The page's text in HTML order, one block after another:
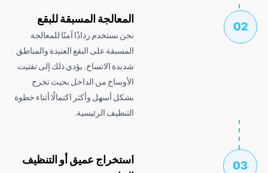
المعالجة المسبقة للبقع
نحن نستخدم رذاذًا آمنًا للمعالجة
المسبقة على البقع العنيدة والمناطق
شديدة الاتساخ. يؤدي ذلك إلى تفتيت
الأوساخ من الداخل بحيث تخرج
بشكل أسهل وأكثر اكتمالًا أثناء خطوة
التنظيف الرئيسية.
استخراج عميق أو التنظيف